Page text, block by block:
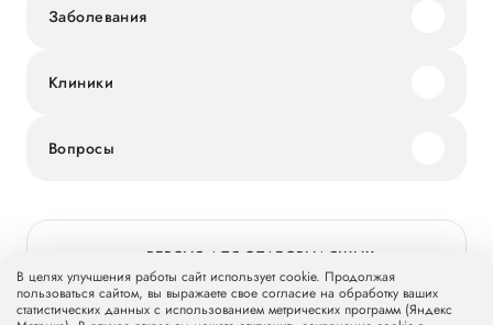
Заболевания
Клиники
Вопросы
ВЕРСИЯ ДЛЯ СЛАБОВИДЯЩИХ
В целях улучшения работы сайт использует cookie. Продолжая
пользоваться сайтом, вы выражаете свое согласие на обработку ваших
статистических данных с использованием метрических программ (Яндекс